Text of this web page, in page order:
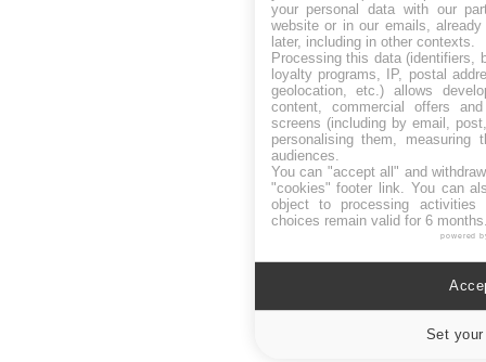
your personal data with our
website or in our emails,
later, including in other contexts.
Processing this data (identifiers,
loyalty programs, IP, postal
geolocation, etc.) allows
content, commercial offers
screens (including by email,
personalising them, measuring
audiences.
You can "accept all" and
"cookies" footer link . You can
object to processing
choices remain valid for 6
powered
Set